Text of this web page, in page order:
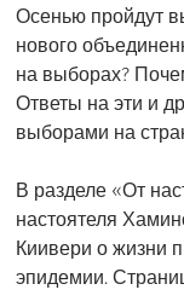
Осенью пройдут
нового
на выборах?
Ответы на эти и
выборами на
В разделе «От
настоятеля
Киивери о жизни
эпидемии.